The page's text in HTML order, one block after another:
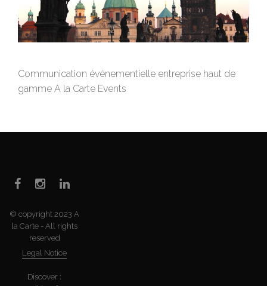
Communication événementielle entreprise haut de
gamme A la Carte Events
© copyright 2023 A
la Carte - All rights
reserved
Legal Notice
Discover :